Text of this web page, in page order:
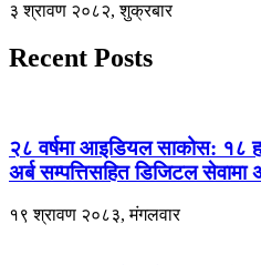
३ श्रावण २०८२, शुक्रबार
Recent Posts
२८ वर्षमा आइडियल साकोस: १८
अर्ब सम्पत्तिसहित डिजिटल
१९ श्रावण २०८३, मंगलवार